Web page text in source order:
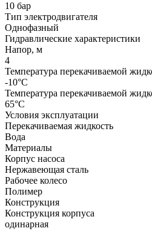
10 бар
Тип электродвигателя
Однофазный
Гидравлические характеристики
Напор, м
4
Температура перекачиваемой
-10°C
Температура перекачиваемой
65°C
Условия эксплуатации
Перекачиваемая жидкость
Вода
Материалы
Корпус насоса
Нержавеющая сталь
Рабочее колесо
Полимер
Конструкция
Конструкция корпуса
одинарная